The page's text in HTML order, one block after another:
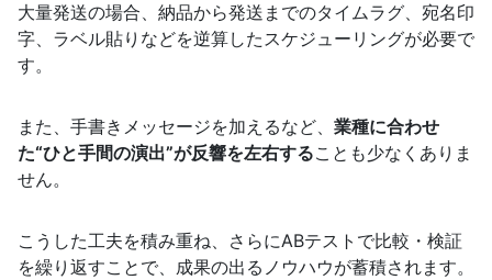
大量発送の場合、納品から発送までのタイムラグ、宛名印
字、ラベル貼りなどを逆算したスケジューリングが必要で
す。
また、手書きメッセージを加えるなど、 業種に合わせ
た“ひと手間の演出”が反響を左右することも少なくありま
せん。
こうした工夫を積み重ね、さらにABテストで比較・検証
を繰り返すことで、成果の出るノウハウが蓄積されます。